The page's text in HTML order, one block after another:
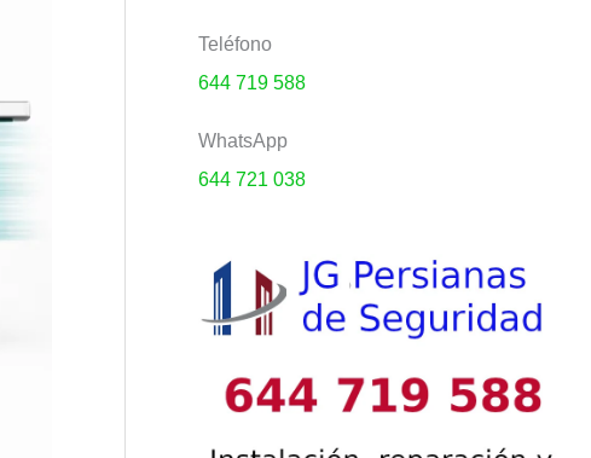
Teléfono
644 719 588
WhatsApp
644 721 038